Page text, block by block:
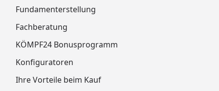
Fundamenterstellung
Fachberatung
KÖMPF24 Bonusprogramm
Konfiguratoren
Ihre Vorteile beim Kauf